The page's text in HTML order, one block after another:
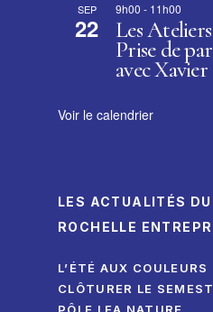
SEP
22
9h00 - 11h00
Les
Prise de
avec
Voir le calendrier
LES ACTUALITÉS
ROCHELLE
L’ÉTÉ AUX COULEURS
CLÔTURER LE